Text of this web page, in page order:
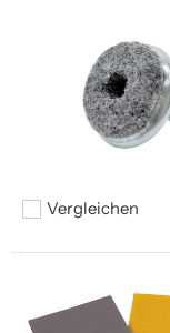
Hinzufügen zum
Vergleichen